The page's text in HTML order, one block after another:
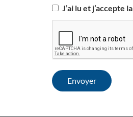
J’ai lu et j’accepte la